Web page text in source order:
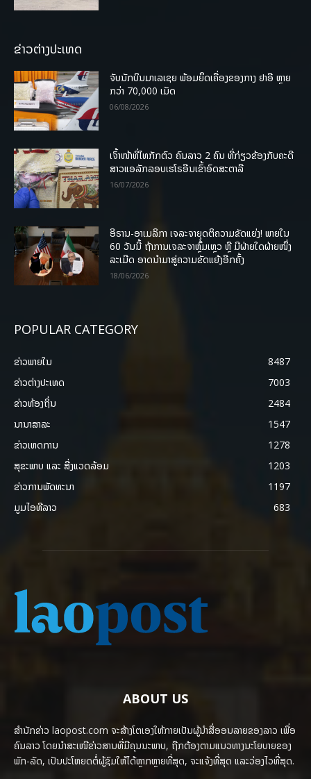
ຂ່າວຕ່າງປະເທດ
ຈັບນັກບິນມາເລເຊຍ ພ້ອມຍຶດເຄື່ອງຂອງກາງ ຢາອີ ຫຼາຍ
ກວ່າ 70,000 ເມັດ
06/08/2026
ເຈົ້າໜ້າທີ່ໄທກັກຕົວ ຄົນລາວ 2 ຄົນ ທີ່ກ່ຽວຂ້ອງກັບຄະດີ
ສາວແອລັກລອບເຮໂຣອີນເຂົ້າອົດສະຕາລີ
16/07/2026
ອີຣານ-ອາເມລິກາ ເຈລະຈາຍຸດຕິຄວາມຂັດແຍ່ງ! ພາຍໃນ
60 ວັນນີ້ ຖ້າການເຈລະຈາຫຼົ້ມເຫຼວ ຫຼື ມີຝ່າຍໃດຝ່າຍໜຶ່ງ
ລະເມີດ ອາດນໍາມາສູ່ຄວາມຂັດແຍ້ງອີກຄັ້ງ
18/06/2026
POPULAR CATEGORY
ຂ່າວພາຍ​ໃນ
8487
ຂ່າວຕ່າງປະເທດ
7003
ຂ່າວທ້ອງຖິ່ນ
2484
ນານາສາລະ
1547
ຂ່າວເຫດການ
1278
ສຸຂະພາບ ແລະ ສີ່ງແວດລ້ອມ
1203
ຂ່າວການພັດທະນາ
1197
ມູມໄອທີລາວ
683
ABOUT US
ສຳນັກຂ່າວ laopost.com ຈະສ້າງໂຕເອງໃຫ້ກາຍເປັນຜູ້ນຳສື່ອອນລາຍຂອງລາວ ເພື່ອ
ຄົນລາວ ໂດຍນຳສະເໜີຂ່າວສານທີ່ມີຄຸນນະພາບ, ຖືກຕ້ອງຕາມແນວທາງນະໂຍບາຍຂອງ
ພັກ-ລັດ, ເປັນປະໂຫຍດຕໍ່ຜູ້ຊົມໃຫ້ໄດ້ຫຼາກຫຼາຍທີ່ສຸດ, ຈະແຈ້ງທີ່ສຸດ ແລະວ່ອງໄວທີ່ສຸດ.